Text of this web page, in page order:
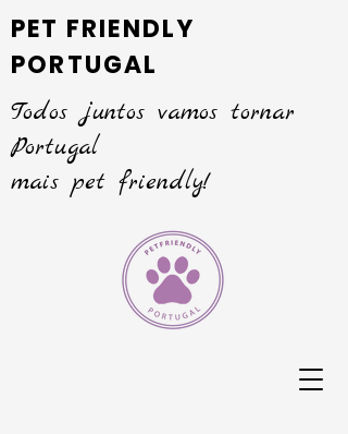
PET FRIENDLY
PORTUGAL
Todos juntos vamos tornar
Portugal
mais pet friendly!